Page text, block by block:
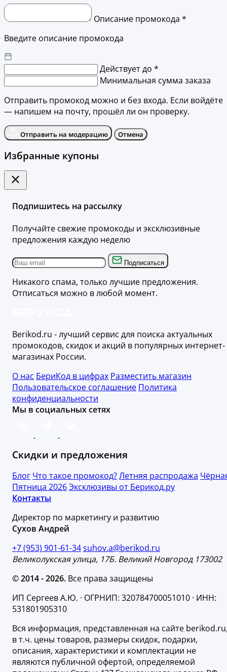
Описание промокода *
Введите описание промокода
Действует до *
Минимальная сумма заказа
Отправить промокод можно и без входа. Если войдёте
— напишем на почту, прошёл ли он проверку.
Отправить на модерацию Отмена
Избранные купоны
Подпишитесь на рассылку
Получайте свежие промокоды и эксклюзивные
предложения каждую неделю
Подписаться
Никакого спама, только лучшие предложения.
Отписаться можно в любой момент.
Berikod.ru - лучший сервис для поиска актуальных
промокодов, скидок и акций в популярных интернет-
магазинах России.
О нас БериКод в цифрах Разместить магазин
Пользовательское соглашение Политика
конфиденциальности
Мы в социальных сетях
Скидки и предложения
Блог Что такое промокод?Летняя распродажа
Пятница 2026Эксклюзивы от Берикод.ру
Контакты
Директор по маркетингу и развитию
Сухов Андрей
+7 (953) 901-61-34suhov.a@berikod.ru
Великолукская улица, 17Б. Великий Новгород 173002
© 2014 - 2026. Все права защищены
ИП Сергеев А.Ю. · ОГРНИП: 320784700051010 · ИНН:
531801905310
Вся информация, представленная на сайте
в т.ч. цены товаров, размеры скидок, подарки,
описания, характеристики и комплектации не
являются публичной офертой, определяемой